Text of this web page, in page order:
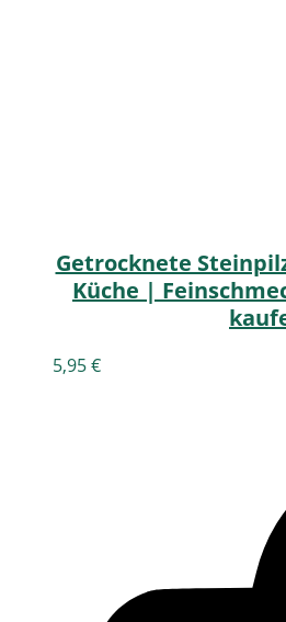
Getrocknete
Küche |
5,95€